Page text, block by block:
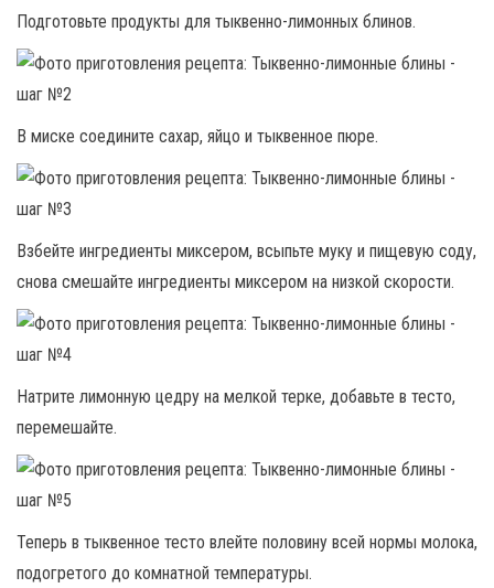
Подготовьте продукты для тыквенно-лимонных блинов.
В миске соедините сахар, яйцо и тыквенное пюре.
Взбейте ингредиенты миксером, всыпьте муку и пищевую соду,
снова смешайте ингредиенты миксером на низкой скорости.
Натрите лимонную цедру на мелкой терке, добавьте в тесто,
перемешайте.
Теперь в тыквенное тесто влейте половину всей нормы молока,
подогретого до комнатной температуры.